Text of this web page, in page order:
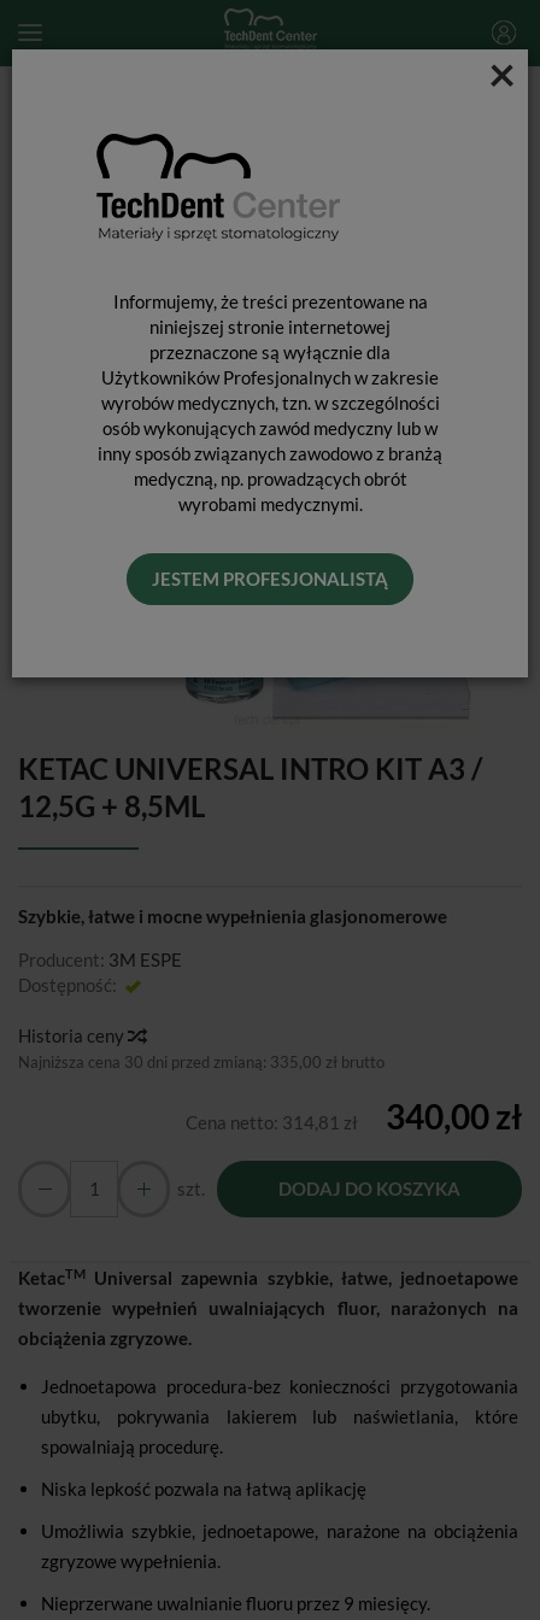
×
Informujemy, że treści prezentowane na
niniejszej stronie internetowej
przeznaczone są wyłącznie dla
Użytkowników Profesjonalnych w zakresie
wyrobów medycznych, tzn. w szczególności
osób wykonujących zawód medyczny lub w
inny sposób związanych zawodowo z branżą
medyczną, np. prowadzących obrót
wyrobami medycznymi.
JESTEM PROFESJONALISTĄ
MATERIAŁY GLASJONOMEROWE
Ketac Universal Intro Kit A3 / 12,5g + 8,5ml
KETAC UNIVERSAL INTRO KIT A3 /
12,5G + 8,5ML
Szybkie, łatwe i mocne wypełnienia glasjonomerowe
Producent: 3M ESPE
Dostępność:
Historia ceny
Najniższa cena 30 dni przed zmianą: 335,00 zł brutto
Cena netto: 314,81 zł 340,00 zł
szt. DODAJ DO KOSZYKA
KetacTM
Universal zapewnia szybkie, łatwe, jednoetapowe
tworzenie wypełnień uwalniających fluor, narażonych na
obciążenia zgryzowe.
Jednoetapowa procedura-bez konieczności przygotowania
ubytku, pokrywania lakierem lub naświetlania, które
spowalniają procedurę.
Niska lepkość pozwala na łatwą aplikację
Umożliwia szybkie, jednoetapowe, narażone na obciążenia
zgryzowe wypełnienia.
Nieprzerwane uwalnianie fluoru przez 9 miesięcy.